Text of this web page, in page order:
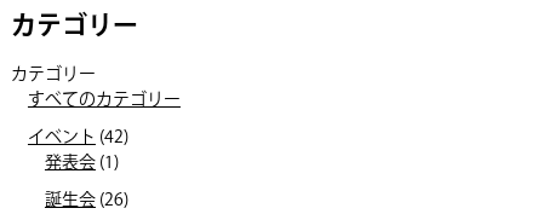
カテゴリー
カテゴリー
すべてのカテゴリー
イベント (42)
発表会(1)
誕生会(26)